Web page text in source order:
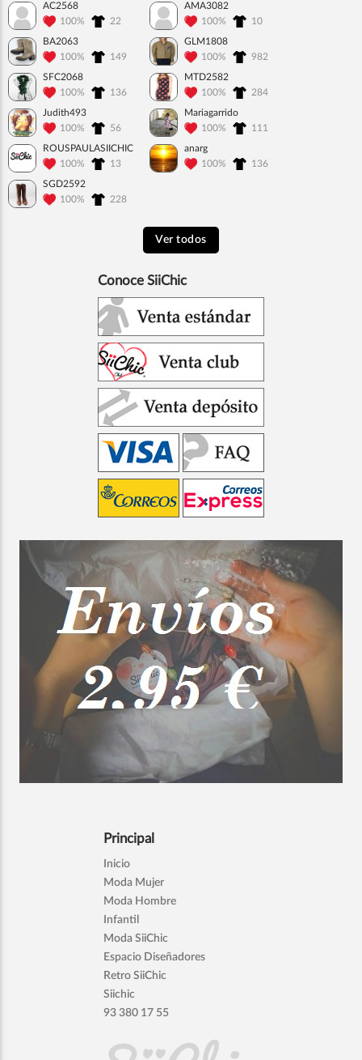
AC2568
100%
22
AMA3082
100%
10
BA2063
100%
149
GLM1808
100%
982
SFC2068
100%
136
MTD2582
100%
284
Judith493
100%
56
Mariagarrido
100%
111
ROUSPAULASIICHIC
100%
13
anarg
100%
136
SGD2592
100%
228
Ver todos
Conoce SiiChic
Principal
Inicio
Moda Mujer
Moda Hombre
Infantil
Moda SiiChic
Espacio Diseñadores
Retro SiiChic
Siichic
93 380 17 55